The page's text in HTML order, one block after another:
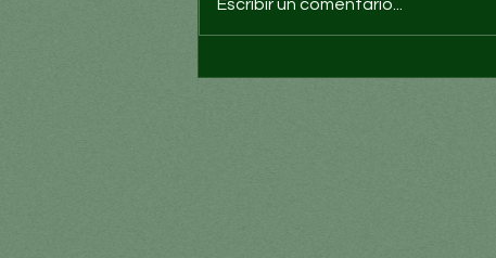
Los desastres deben verse
Escribir un comentario...